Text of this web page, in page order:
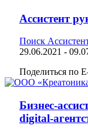
Ассистент
Поиск
29.06.2021 -
Поделиться по
Бизнес-
digital-